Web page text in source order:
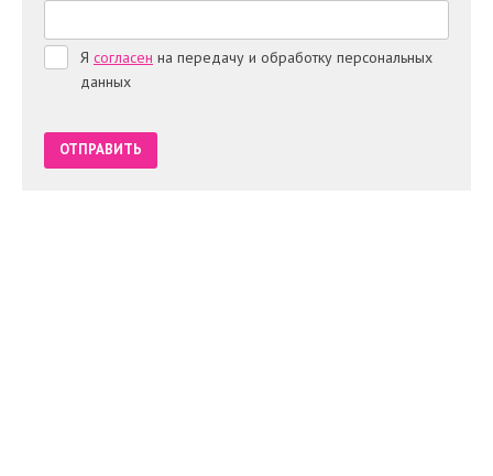
Я согласен на передачу и обработку персональных
данных